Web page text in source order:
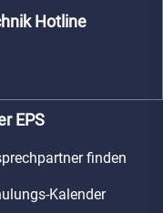
Hotline
EPS
finden
Kalender